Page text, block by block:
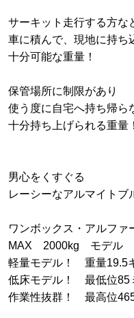
サーキット走行する方な
車に積んで、現地に持ち
十分可能な重量！
保管場所に制限があり
使う度に自宅へ持ち帰ら
十分持ち上げられる重量！
男心をくすぐる
レーシーなアルマイトブ
ワンボックス・アルファ
MAX 2000kg モデル
軽量モデル！ 重量19.5
低床モデル！ 最低位85
作業性抜群！ 最高位